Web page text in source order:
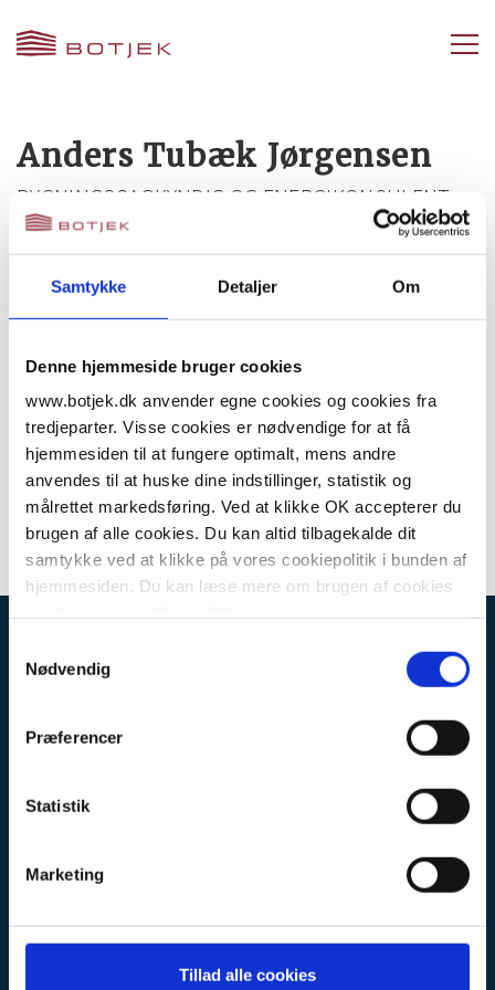
Samtykke Detaljer Om
Denne hjemmeside bruger cookies
www.botjek.dk anvender egne cookies og cookies fra
tredjeparter. Visse cookies er nødvendige for at få
hjemmesiden til at fungere optimalt, mens andre
anvendes til at huske dine indstillinger, statistik og
målrettet markedsføring. Ved at klikke OK accepterer du
brugen af alle cookies. Du kan altid tilbagekalde dit
samtykke ved at klikke på vores cookiepolitik i bunden af
hjemmesiden. Du kan læse mere om brugen af cookies
Nødvendig
Præferencer
Statistik
Marketing
Tillad alle cookies
Anders Tubæk Jørgensen
BYGNINGSSAGKYNDIG OG ENERGIKONSULENT
+45 20 29 08 68
atj@botjek.dk
Download vCard
Anders Tubæk Jørgensen erbygningssagkyndig
ogenergikonsulenthosBotjek Center Fyn
8700 Horsens
KUNDESERVICE
FAQ
Kontakt kædekontoret